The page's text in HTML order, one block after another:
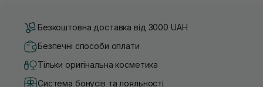
Безкоштовна доставка від 3000 UAH
Безпечні способи оплати
Тільки оригінальна косметика
Система бонусів та лояльності